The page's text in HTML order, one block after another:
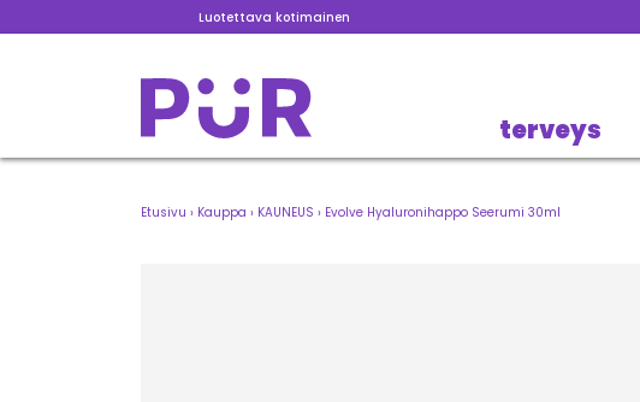
Luotettava kotimainen
terveys
Etusivu › Kauppa › KAUNEUS › Evolve Hyaluronihappo Seerumi 30ml